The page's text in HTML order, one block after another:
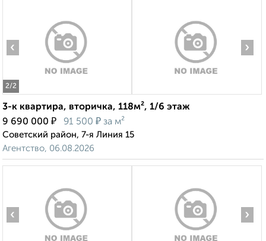
2/2
‹ ›
3-к квартира, вторичка, 118м², 1/6 этаж
9 690 000 ₽ 91 500 ₽ за м²
Советский район, 7-я Линия 15
Агентство, 06.08.2026
‹ ›